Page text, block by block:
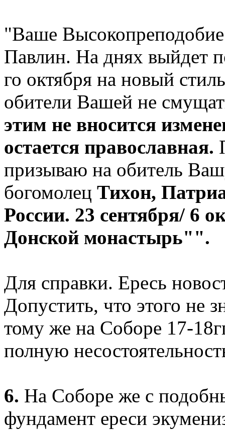
"Ваше
Павлин. На днях выйдет
го октября на новый
обители Вашей не
этим не вносится
остается православная.
призываю на обитель
богомолец Тихон,
России. 23 сентября/ 6
Донской монастырь"".
Для справки. Ересь
Допустить, что этого не
тому же на Соборе 17-
полную
6. На Соборе же с
фундамент ереси